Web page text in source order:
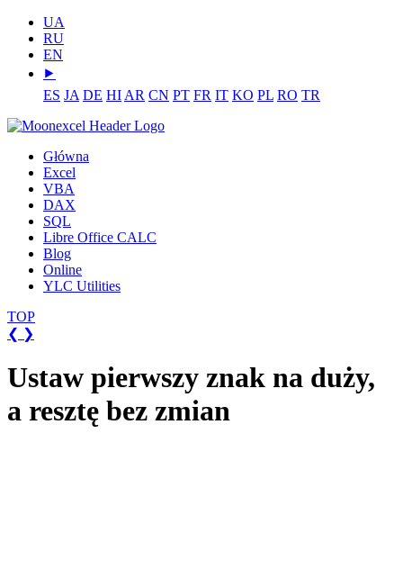
UA
RU
EN
⯈
ES JA DE HI AR CN PT FR IT KO PL RO TR
Główna
Excel
VBA
DAX
SQL
Libre Office CALC
Blog
Online
YLC Utilities
TOP
❮ ❯
Ustaw pierwszy znak na duży,
a resztę bez zmian